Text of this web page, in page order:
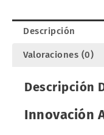
ZR-
0015-
cantidad
Descripción
Valoraciones (0)
Descripción
Innovación